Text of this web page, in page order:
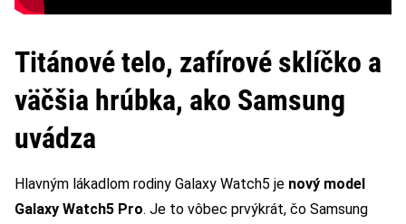
Titánové telo, zafírové sklíčko a
väčšia hrúbka, ako Samsung
uvádza
Hlavným lákadlom rodiny Galaxy Watch5 je nový model
Galaxy Watch5 Pro. Je to vôbec prvýkrát, čo Samsung